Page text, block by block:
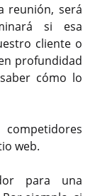
reunión, será
si esa
cliente o
profundidad
cómo lo
web.
para una